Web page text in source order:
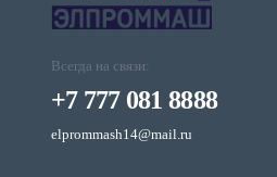
Всегда на связи:
+7 777 081 8888
elprommash14@mail.ru